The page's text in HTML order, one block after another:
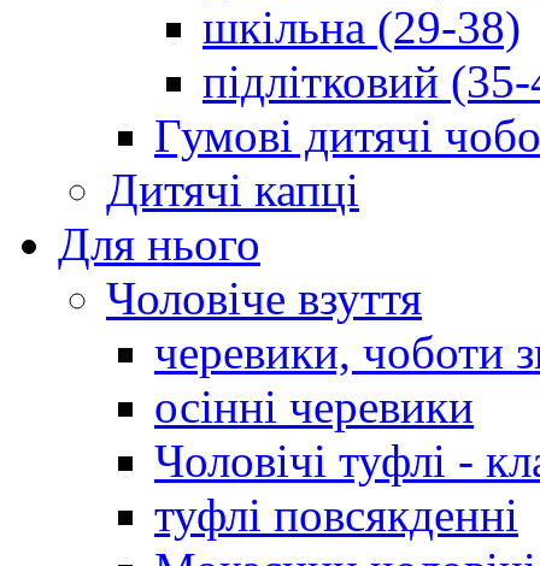
шкільна (29-38)
підлітковий
Гумові дитячі
Дитячі капці
Для нього
Чоловіче взуття
черевики, чоботи
осінні черевики
Чоловічі туфлі -
туфлі повсякденні